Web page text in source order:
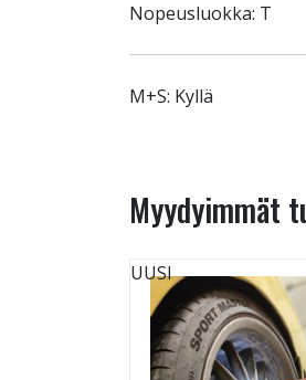
Nopeusluokka: T
M+S: Kyllä
Myydyimmät
UUSI